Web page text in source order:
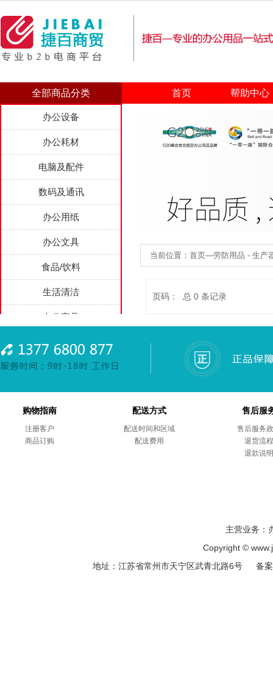
全部商品分类 首页 帮助中心
办公设备
办公耗材
电脑及配件
数码及通讯
办公用纸
办公文具
食品/饮料
生活清洁
办公家具
家用电器
劳防用品
综合项目
商务礼品
售后服务
当前位置：首页—劳防用品 - 生产
页码： 总 0 条记录
购物指南
注册客户
商品订购
配送方式
配送时间和区域
配送费用
售后服
售后服务
退货流程
退款说明
主营业务：
Copyright ©
地址：江苏省常州市天宁区武青北路6号 备